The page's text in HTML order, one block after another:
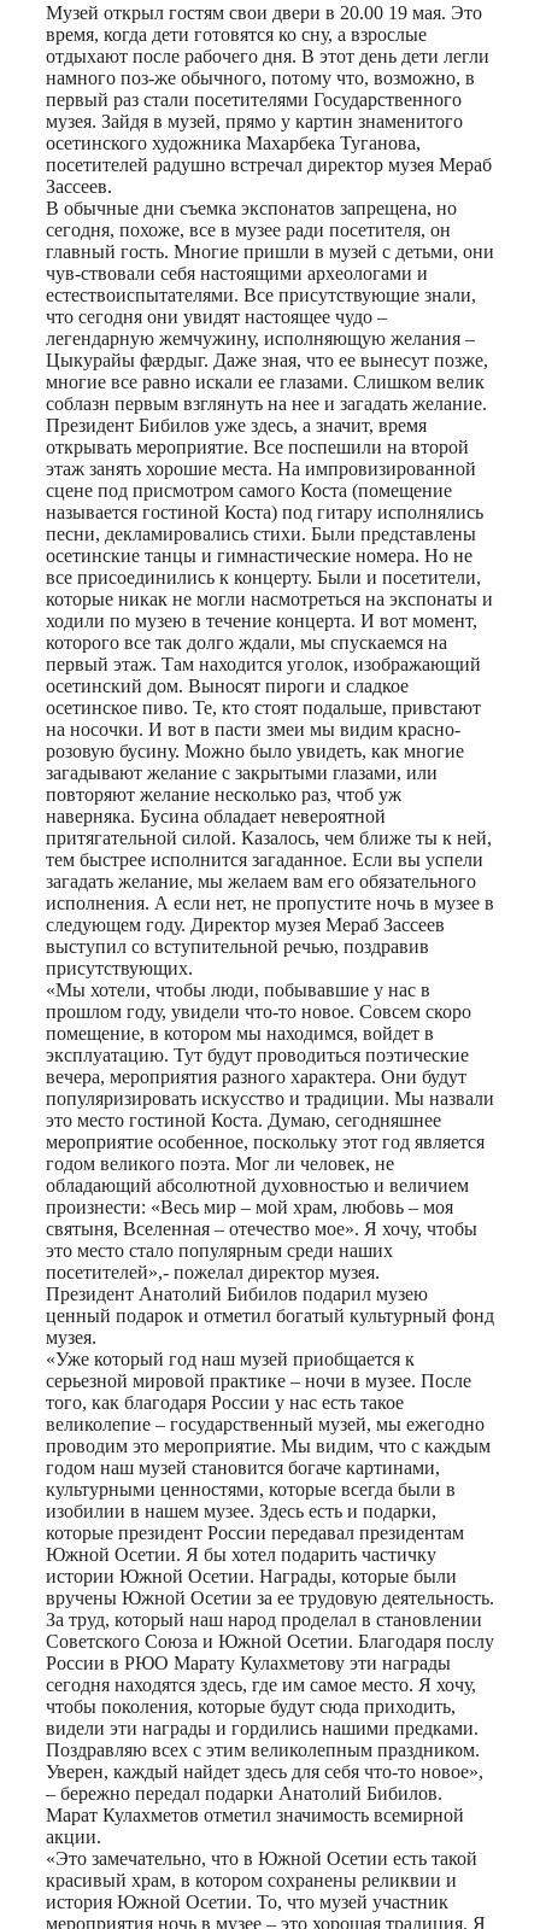
Музей открыл гостям свои двери в 20.00 19 мая. Это
время, когда дети готовятся ко сну, а взрослые
отдыхают после рабочего дня. В этот день дети легли
намного поз-же обычного, потому что, возможно, в
первый раз стали посетителями Государственного
музея. Зайдя в музей, прямо у картин знаменитого
осетинского художника Махарбека Туганова,
посетителей радушно встречал директор музея Мераб
Зассеев.
В обычные дни съемка экспонатов запрещена, но
сегодня, похоже, все в музее ради посетителя, он
главный гость. Многие пришли в музей с детьми, они
чув-ствовали себя настоящими археологами и
естествоиспытателями. Все присутствующие знали,
что сегодня они увидят настоящее чудо –
легендарную жемчужину, исполняющую желания –
Цыкурайы фæрдыг. Даже зная, что ее вынесут позже,
многие все равно искали ее глазами. Слишком велик
соблазн первым взглянуть на нее и загадать желание.
Президент Бибилов уже здесь, а значит, время
открывать мероприятие. Все поспешили на второй
этаж занять хорошие места. На импровизированной
сцене под присмотром самого Коста (помещение
называется гостиной Коста) под гитару исполнялись
песни, декламировались стихи. Были представлены
осетинские танцы и гимнастические номера. Но не
все присоединились к концерту. Были и посетители,
которые никак не могли насмотреться на экспонаты и
ходили по музею в течение концерта. И вот момент,
которого все так долго ждали, мы спускаемся на
первый этаж. Там находится уголок, изображающий
осетинский дом. Выносят пироги и сладкое
осетинское пиво. Те, кто стоят подальше, привстают
на носочки. И вот в пасти змеи мы видим красно-
розовую бусину. Можно было увидеть, как многие
загадывают желание с закрытыми глазами, или
повторяют желание несколько раз, чтоб уж
наверняка. Бусина обладает невероятной
притягательной силой. Казалось, чем ближе ты к ней,
тем быстрее исполнится загаданное. Если вы успели
загадать желание, мы желаем вам его обязательного
исполнения. А если нет, не пропустите ночь в музее в
следующем году. Директор музея Мераб Зассеев
выступил со вступительной речью, поздравив
присутствующих.
«Мы хотели, чтобы люди, побывавшие у нас в
прошлом году, увидели что-то новое. Совсем скоро
помещение, в котором мы находимся, войдет в
эксплуатацию. Тут будут проводиться поэтические
вечера, мероприятия разного характера. Они будут
популяризировать искусство и традиции. Мы назвали
это место гостиной Коста. Думаю, сегодняшнее
мероприятие особенное, поскольку этот год является
годом великого поэта. Мог ли человек, не
обладающий абсолютной духовностью и величием
произнести: «Весь мир – мой храм, любовь – моя
святыня, Вселенная – отечество мое». Я хочу, чтобы
это место стало популярным среди наших
посетителей»,- пожелал директор музея.
Президент Анатолий Бибилов подарил музею
ценный подарок и отметил богатый культурный фонд
музея.
«Уже который год наш музей приобщается к
серьезной мировой практике – ночи в музее. После
того, как благодаря России у нас есть такое
великолепие – государственный музей, мы ежегодно
проводим это мероприятие. Мы видим, что с каждым
годом наш музей становится богаче картинами,
культурными ценностями, которые всегда были в
изобилии в нашем музее. Здесь есть и подарки,
которые президент России передавал президентам
Южной Осетии. Я бы хотел подарить частичку
истории Южной Осетии. Награды, которые были
вручены Южной Осетии за ее трудовую деятельность.
За труд, который наш народ проделал в становлении
Советского Союза и Южной Осетии. Благодаря послу
России в РЮО Марату Кулахметову эти награды
сегодня находятся здесь, где им самое место. Я хочу,
чтобы поколения, которые будут сюда приходить,
видели эти награды и гордились нашими предками.
Поздравляю всех с этим великолепным праздником.
Уверен, каждый найдет здесь для себя что-то новое»,
– бережно передал подарки Анатолий Бибилов.
Марат Кулахметов отметил значимость всемирной
акции.
«Это замечательно, что в Южной Осетии есть такой
красивый храм, в котором сохранены реликвии и
история Южной Осетии. То, что музей участник
мероприятия ночь в музее – это хорошая традиция. Я